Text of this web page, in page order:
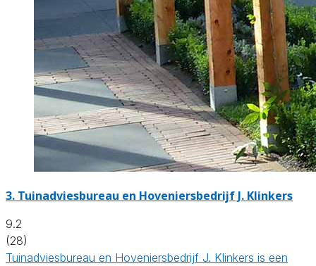
3. Tuinadviesbureau en Hoveniersbedrijf J. Klinkers
9.2
(28)
Tuinadviesbureau en Hoveniersbedrijf J. Klinkers is een